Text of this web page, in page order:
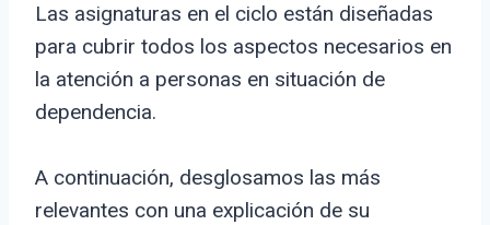
Las asignaturas en el ciclo están diseñadas
para cubrir todos los aspectos necesarios en
la atención a personas en situación de
dependencia.
A continuación, desglosamos las más
relevantes con una explicación de su